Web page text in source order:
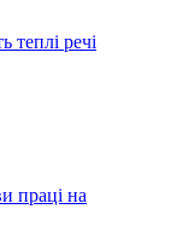
теплі речі
праці на